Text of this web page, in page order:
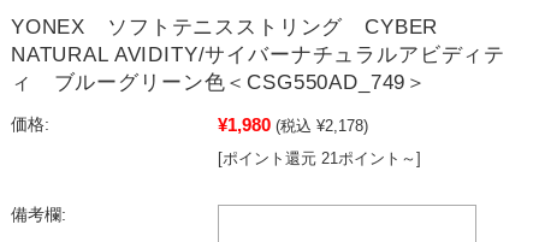
YONEX ソフトテニスストリング CYBER
NATURAL AVIDITY/サイバーナチュラルアビディテ
ィ ブルーグリーン色＜CSG550AD_749＞
価格: ¥1,980 (税込 ¥2,178)
[ポイント還元 21ポイント～]
備考欄: